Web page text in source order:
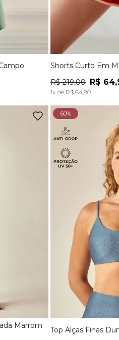
G P
Shorts Curto Em
R$ 219,00 R$ 64,
1x de R$ 64,90
Marrom
60%
P M
Top Alças Finas